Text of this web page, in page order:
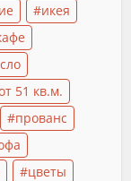
икея
51 кв.м.
прованс
цветы